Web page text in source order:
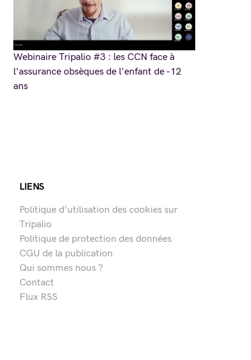
Webinaire Tripalio #3 : les CCN face à
l'assurance obsèques de l'enfant de -12
ans
LIENS
Politique d’utilisation des cookies sur
Tripalio
Politique de protection des données
CGU de la publication
Qui sommes nous ?
Contact
Flux RSS